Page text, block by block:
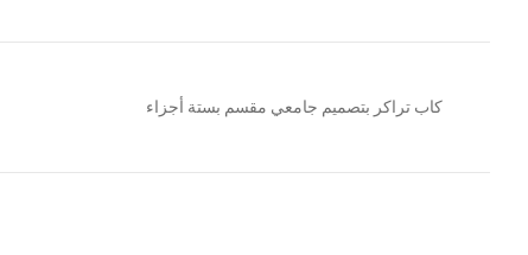
كاب تراكر بتصميم جامعي مقسم بستة أجزاء